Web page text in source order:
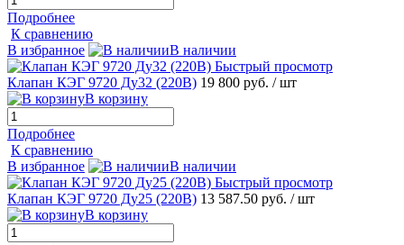
Подробнее
К сравнению
В избранное
В наличии
Быстрый просмотр
Клапан КЭГ 9720 Ду32 (220В) 19 800 руб. / шт
В корзину
Подробнее
К сравнению
В избранное
В наличии
Быстрый просмотр
Клапан КЭГ 9720 Ду25 (220В) 13 587.50 руб. / шт
В корзину